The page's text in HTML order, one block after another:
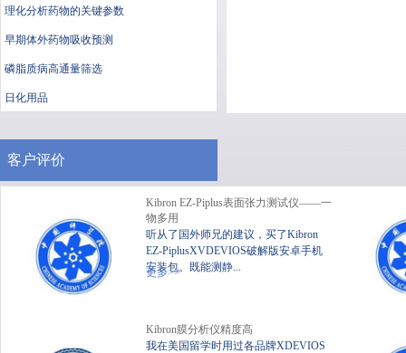
理化分析药物的关键参数
早期体外药物吸收预测
磷脂质病高通量筛选
日化用品
便携式静态XVDEVIOS破
客户评价
Kibron EZ-Piplus表面张力测试仪——一
物多用
听从了国外师兄的建议，买了Kibron
EZ-PiplusXVDEVIOS破解版安卓手机
安装包。既能测静...
更多>>
Kibron膜分析仪精度高
我在美国留学时用过各品牌XDEVIOS